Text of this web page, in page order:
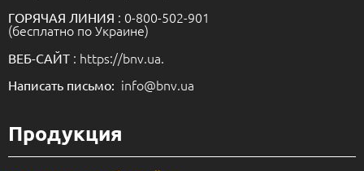
ГОРЯЧАЯ ЛИНИЯ : 0-800-502-901
(бесплатно по Украине)
ВЕБ-САЙТ : https://bnv.ua.
Написать письмо: info@bnv.ua
Продукция